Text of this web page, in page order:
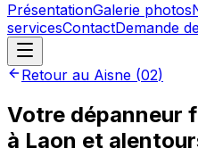
PrésentationGalerie photos
servicesContactDemande
Retour au Aisne (02)
Votre dépanneur
à Laon et